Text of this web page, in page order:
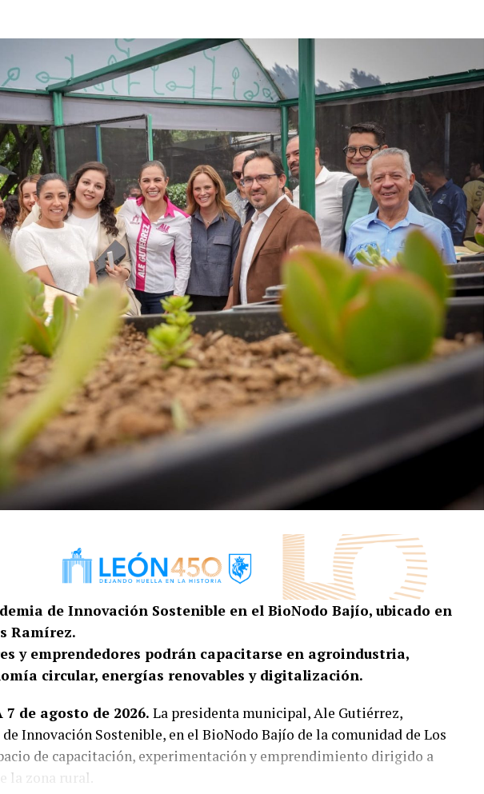
de Innovación Sostenible en el BioNodo Bajío, ubicado en
Ramírez.
y emprendedores podrán capacitarse en agroindustria,
circular, energías renovables y digitalización.
de agosto de 2026. La presidenta municipal, Ale Gutiérrez,
Innovación Sostenible, en el BioNodo Bajío de la comunidad de Los
de capacitación, experimentación y emprendimiento dirigido a
la zona rural.